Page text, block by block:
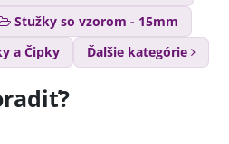
Stužky so vzorom - 15mm
a Čipky
Ďalšie kategórie